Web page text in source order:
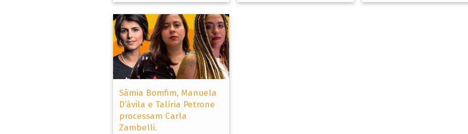
Sâmia Bomfim, Manuela
D’ávila e Talíria Petrone
processam Carla
Zambelli.